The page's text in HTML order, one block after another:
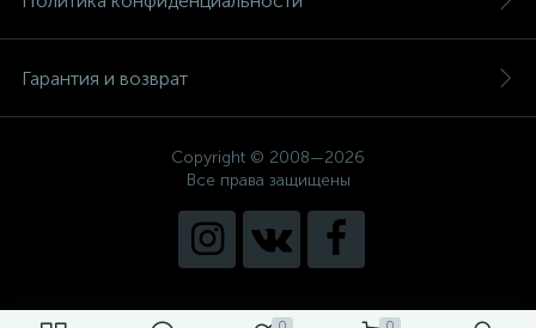
Гарантия и возврат
Copyright © 2008—2026
Все права защищены